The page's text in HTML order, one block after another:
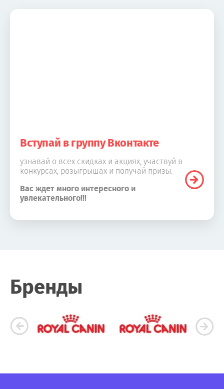
Вступай в группу Вконтакте
узнавай о всех скидках и акциях, участвуй в
конкурсах, розыгрышах и получай призы.
Вас ждет много интересного и
увлекательного!!!
Бренды